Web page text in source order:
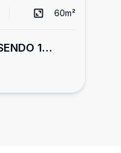
60m²
1